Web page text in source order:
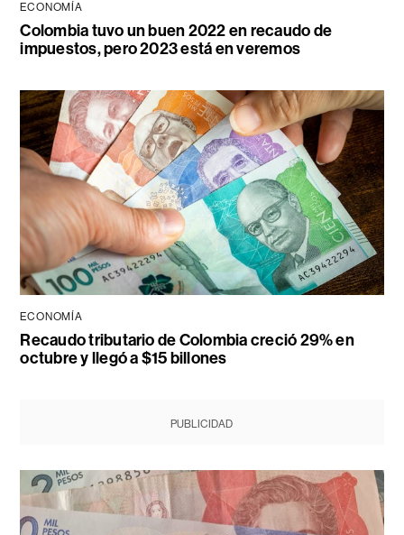
ECONOMÍA
Colombia tuvo un buen 2022 en recaudo de
impuestos, pero 2023 está en veremos
ECONOMÍA
Recaudo tributario de Colombia creció 29% en
octubre y llegó a $15 billones
PUBLICIDAD